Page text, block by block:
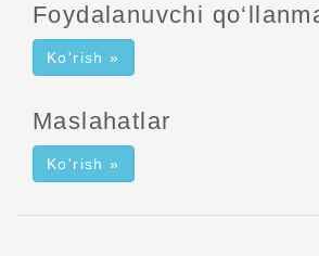
Foydalanuvchi
Ko'rish »
Maslahatlar
Ko'rish »